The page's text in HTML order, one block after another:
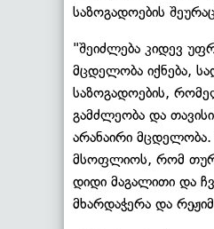
საზოგადოების
"შეიძლება კიდევ
მცდელობა იქნება,
საზოგადოების,
გამძლეობა და
არანაირი
მსოფლიოს, რომ
დიდი მაგალითი და
მხარდაჭერა და